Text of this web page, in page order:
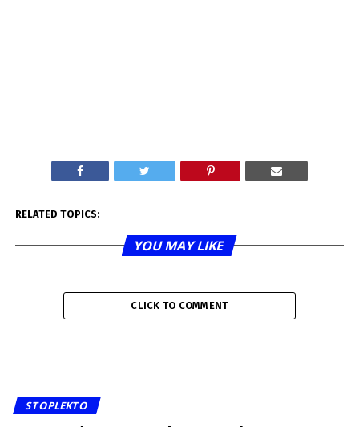
RELATED TOPICS:
YOU MAY LIKE
CLICK TO COMMENT
STOPLEKTO